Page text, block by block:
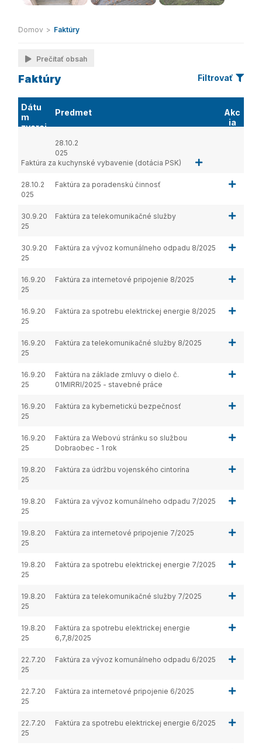
Domov > Faktúry
Prečítať obsah
Faktúry Filtrovať
Dátu
m
zverej
Predmet
Akc
ia
28.10.2
025
Faktúra za kuchynské vybavenie (dotácia PSK)
28.10.2
025
Faktúra za poradenskú činnosť
30.9.20
25
Faktúra za telekomunikačné služby
30.9.20
25
Faktúra za vývoz komunálneho odpadu 8/2025
16.9.20
25
Faktúra za internetové pripojenie 8/2025
16.9.20
25
Faktúra za spotrebu elektrickej energie 8/2025
16.9.20
25
Faktúra za telekomunikačné služby 8/2025
16.9.20
25
Faktúra na základe zmluvy o dielo č.
01MIRRI/2025 - stavebné práce
16.9.20
25
Faktúra za kybernetickú bezpečnosť
16.9.20
25
Faktúra za Webovú stránku so službou
Dobraobec - 1 rok
19.8.20
25
Faktúra za údržbu vojenského cintorína
19.8.20
25
Faktúra za vývoz komunálneho odpadu 7/2025
19.8.20
25
Faktúra za internetové pripojenie 7/2025
19.8.20
25
Faktúra za spotrebu elektrickej energie 7/2025
19.8.20
25
Faktúra za telekomunikačné služby 7/2025
19.8.20
25
Faktúra za spotrebu elektrickej energie
6,7,8/2025
22.7.20
25
Faktúra za vývoz komunálneho odpadu 6/2025
22.7.20
25
Faktúra za internetové pripojenie 6/2025
22.7.20
25
Faktúra za spotrebu elektrickej energie 6/2025